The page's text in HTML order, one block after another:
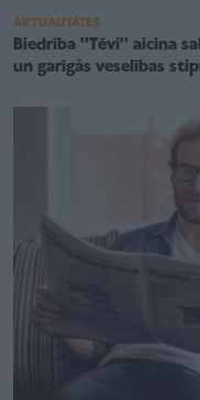
AKTUALITĀTES
Biedrība ''Tēvi'' aicina
un garīgās veselības